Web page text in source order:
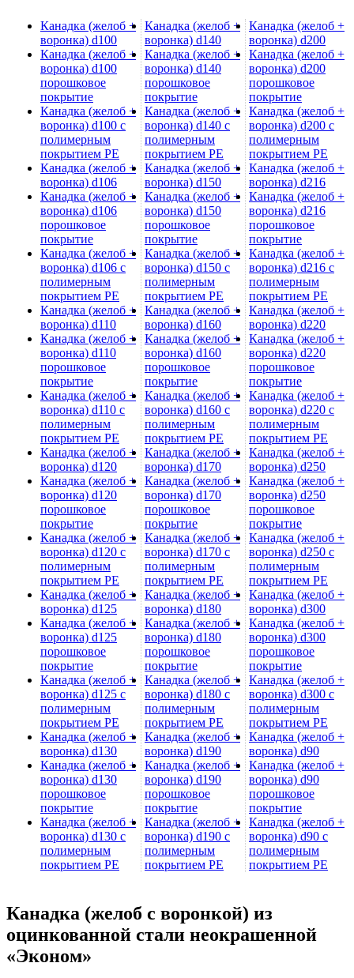
Канадка (желоб +
воронка) d100
Канадка (желоб +
воронка) d100
порошковое
покрытие
Канадка (желоб +
воронка) d100 с
полимерным
покрытием PE
Канадка (желоб +
воронка) d106
Канадка (желоб +
воронка) d106
порошковое
покрытие
Канадка (желоб +
воронка) d106 с
полимерным
покрытием PE
Канадка (желоб +
воронка) d110
Канадка (желоб +
воронка) d110
порошковое
покрытие
Канадка (желоб +
воронка) d110 с
полимерным
покрытием PE
Канадка (желоб +
воронка) d120
Канадка (желоб +
воронка) d120
порошковое
покрытие
Канадка (желоб +
воронка) d120 с
полимерным
покрытием PE
Канадка (желоб +
воронка) d125
Канадка (желоб +
воронка) d125
порошковое
покрытие
Канадка (желоб +
воронка) d125 с
полимерным
покрытием PE
Канадка (желоб +
воронка) d130
Канадка (желоб +
воронка) d130
порошковое
покрытие
Канадка (желоб +
воронка) d130 с
полимерным
покрытием PE
Канадка (желоб +
воронка) d140
Канадка (желоб +
воронка) d140
порошковое
покрытие
Канадка (желоб +
воронка) d140 с
полимерным
покрытием PE
Канадка (желоб +
воронка) d150
Канадка (желоб +
воронка) d150
порошковое
покрытие
Канадка (желоб +
воронка) d150 с
полимерным
покрытием PE
Канадка (желоб +
воронка) d160
Канадка (желоб +
воронка) d160
порошковое
покрытие
Канадка (желоб +
воронка) d160 с
полимерным
покрытием PE
Канадка (желоб +
воронка) d170
Канадка (желоб +
воронка) d170
порошковое
покрытие
Канадка (желоб +
воронка) d170 с
полимерным
покрытием PE
Канадка (желоб +
воронка) d180
Канадка (желоб +
воронка) d180
порошковое
покрытие
Канадка (желоб +
воронка) d180 с
полимерным
покрытием PE
Канадка (желоб +
воронка) d190
Канадка (желоб +
воронка) d190
порошковое
покрытие
Канадка (желоб +
воронка) d190 с
полимерным
покрытием PE
Канадка (желоб +
воронка) d200
Канадка (желоб +
воронка) d200
порошковое
покрытие
Канадка (желоб +
воронка) d200 с
полимерным
покрытием PE
Канадка (желоб +
воронка) d216
Канадка (желоб +
воронка) d216
порошковое
покрытие
Канадка (желоб +
воронка) d216 с
полимерным
покрытием PE
Канадка (желоб +
воронка) d220
Канадка (желоб +
воронка) d220
порошковое
покрытие
Канадка (желоб +
воронка) d220 с
полимерным
покрытием PE
Канадка (желоб +
воронка) d250
Канадка (желоб +
воронка) d250
порошковое
покрытие
Канадка (желоб +
воронка) d250 с
полимерным
покрытием PE
Канадка (желоб +
воронка) d300
Канадка (желоб +
воронка) d300
порошковое
покрытие
Канадка (желоб +
воронка) d300 с
полимерным
покрытием PE
Канадка (желоб +
воронка) d90
Канадка (желоб +
воронка) d90
порошковое
покрытие
Канадка (желоб +
воронка) d90 с
полимерным
покрытием PE
Канадка (желоб с воронкой) из
оцинкованной стали неокрашенной
«Эконом»